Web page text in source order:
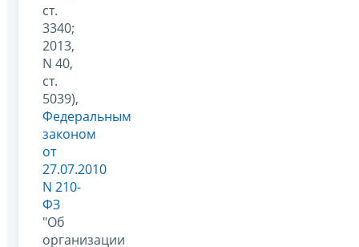
ст.
3340;
2013,
N 40,
ст.
5039),
Федеральным
законом
от
27.07.2010
N 210-
ФЗ
"Об
организации